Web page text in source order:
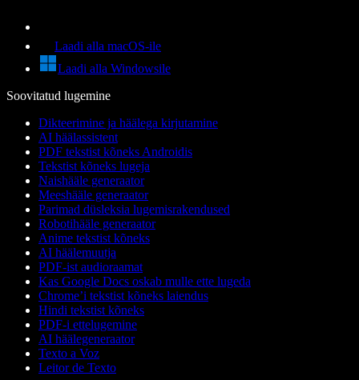
Laadi alla macOS-ile
Laadi alla Windowsile
Soovitatud lugemine
Dikteerimine ja häälega kirjutamine
AI häälassistent
PDF tekstist kõneks Androidis
Tekstist kõneks lugeja
Naishääle generaator
Meeshääle generaator
Parimad düsleksia lugemisrakendused
Robotihääle generaator
Anime tekstist kõneks
AI häälemuutja
PDF-ist audioraamat
Kas Google Docs oskab mulle ette lugeda
Chrome’i tekstist kõneks laiendus
Hindi tekstist kõneks
PDF-i ettelugemine
AI häälegeneraator
Texto a Voz
Leitor de Texto